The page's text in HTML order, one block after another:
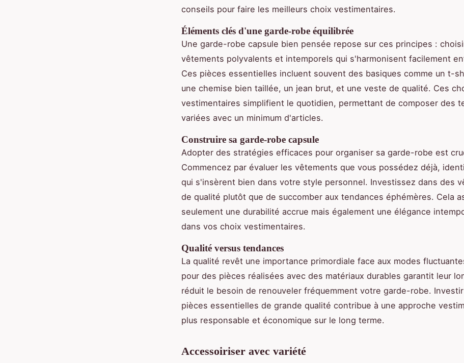
conseils pour faire les meilleurs choix vestimentaires.
Éléments clés d'une garde-robe équilibrée
Une garde-robe capsule bien pensée repose sur ces principes :
vêtements polyvalents et intemporels qui s'harmonisent facilement
Ces pièces essentielles incluent souvent des basiques comme un t-
une chemise bien taillée, un jean brut, et une veste de qualité. Ces
vestimentaires simplifient le quotidien, permettant de composer des
variées avec un minimum d'articles.
Construire sa garde-robe capsule
Adopter des stratégies efficaces pour organiser sa garde-robe est
Commencez par évaluer les vêtements que vous possédez déjà,
qui s'insèrent bien dans votre style personnel. Investissez dans des
de qualité plutôt que de succomber aux tendances éphémères. Cela
seulement une durabilité accrue mais également une élégance
dans vos choix vestimentaires.
Qualité versus tendances
La qualité revêt une importance primordiale face aux modes
pour des pièces réalisées avec des matériaux durables garantit leur
réduit le besoin de renouveler fréquemment votre garde-robe.
pièces essentielles de grande qualité contribue à une approche
plus responsable et économique sur le long terme.
Accessoiriser avec variété